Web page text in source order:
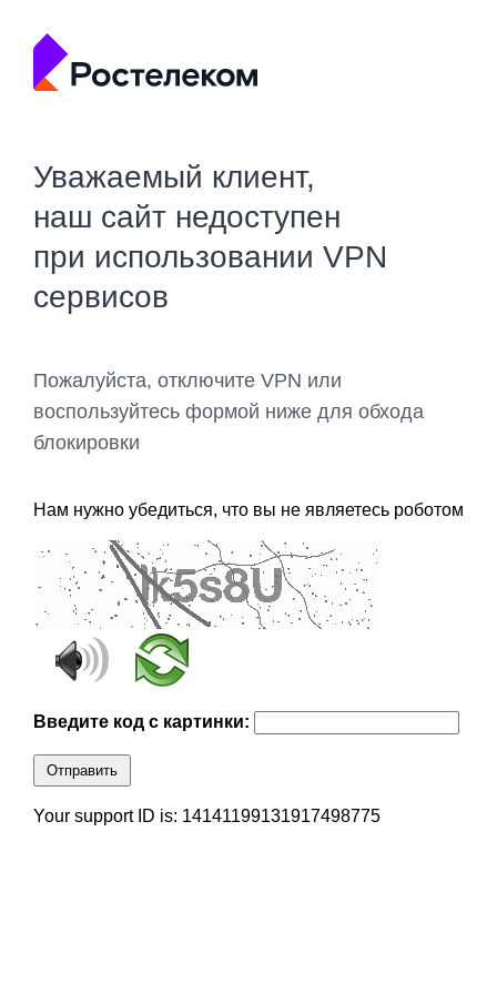
Уважаемый клиент,
наш сайт недоступен
при использовании VPN
сервисов
Пожалуйста, отключите VPN или
воспользуйтесь формой ниже для обхода
блокировки
Нам нужно убедиться, что вы не являетесь роботом
Введите код с картинки:
Отправить
Your support ID is: 14141199131917498775